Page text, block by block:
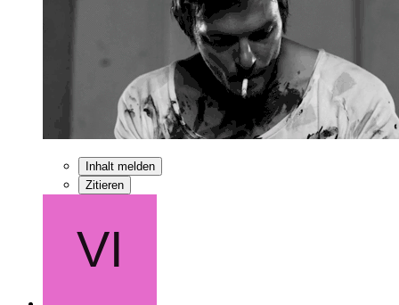
Inhalt melden
Zitieren